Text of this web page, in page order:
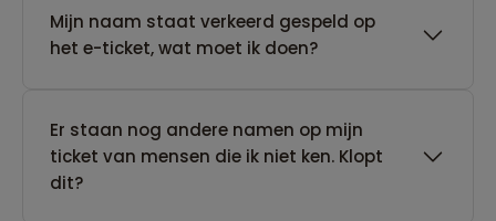
Mijn naam staat verkeerd gespeld op
het e-ticket, wat moet ik doen?
Er staan nog andere namen op mijn
ticket van mensen die ik niet ken. Klopt
dit?